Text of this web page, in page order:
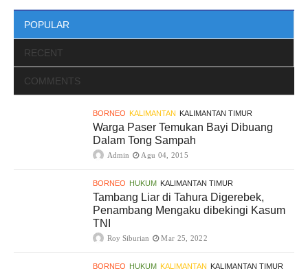
POPULAR
RECENT
COMMENTS
BORNEO KALIMANTAN KALIMANTAN TIMUR
Warga Paser Temukan Bayi Dibuang
Dalam Tong Sampah
Admin Agu 04, 2015
BORNEO HUKUM KALIMANTAN TIMUR
Tambang Liar di Tahura Digerebek,
Penambang Mengaku dibekingi Kasum
TNI
Roy Siburian Mar 25, 2022
BORNEO HUKUM KALIMANTAN KALIMANTAN TIMUR